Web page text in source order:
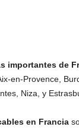
importantes de
en-Provence,
Niza, y
en Francia